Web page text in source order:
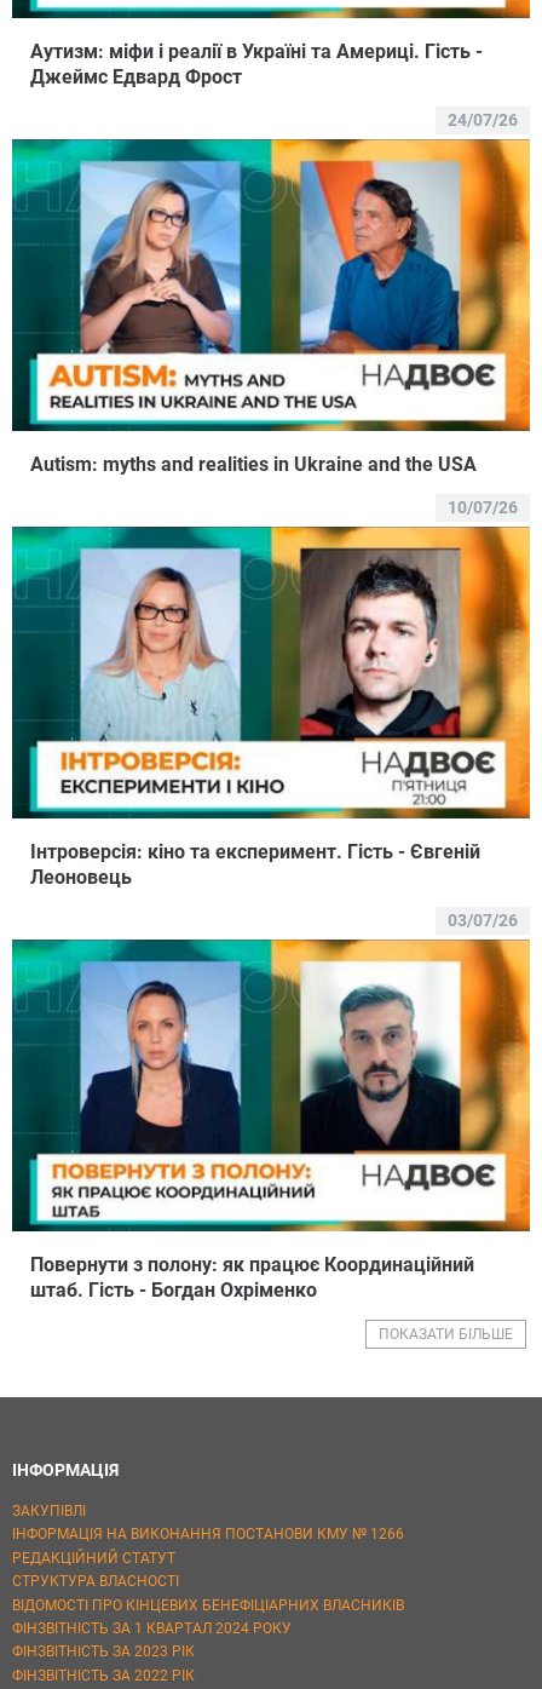
Аутизм: міфи і реалії в Україні та Америці. Гість -
Джеймс Едвард Фрост
24/07/26
Autism: myths and realities in Ukraine and the USA
10/07/26
Інтроверсія: кіно та експеримент. Гість - Євгеній
Леоновець
03/07/26
Повернути з полону: як працює Координаційний
штаб. Гість - Богдан Охріменко
ПОКАЗАТИ БІЛЬШЕ
ІНФОРМАЦІЯ
ЗАКУПІВЛІ
ІНФОРМАЦІЯ НА ВИКОНАННЯ ПОСТАНОВИ КМУ № 1266
РЕДАКЦІЙНИЙ СТАТУТ
СТРУКТУРА ВЛАСНОСТІ
ВІДОМОСТІ ПРО КІНЦЕВИХ БЕНЕФІЦІАРНИХ ВЛАСНИКІВ
ФІНЗВІТНІСТЬ ЗА 1 КВАРТАЛ 2024 РОКУ
ФІНЗВІТНІСТЬ ЗА 2023 РІК
ФІНЗВІТНІСТЬ ЗА 2022 РІК